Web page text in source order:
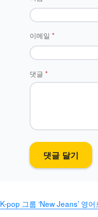
이메일 *
댓글 *
K-pop 그룹 ‘New Jeans’ 영